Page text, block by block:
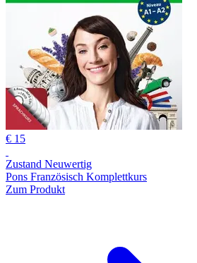
€ 15
Zustand Neuwertig
Pons Französisch Komplettkurs
Zum Produkt